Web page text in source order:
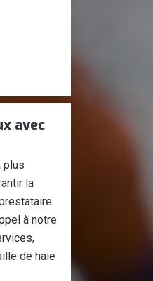
avec
plus
la
à notre
de haie